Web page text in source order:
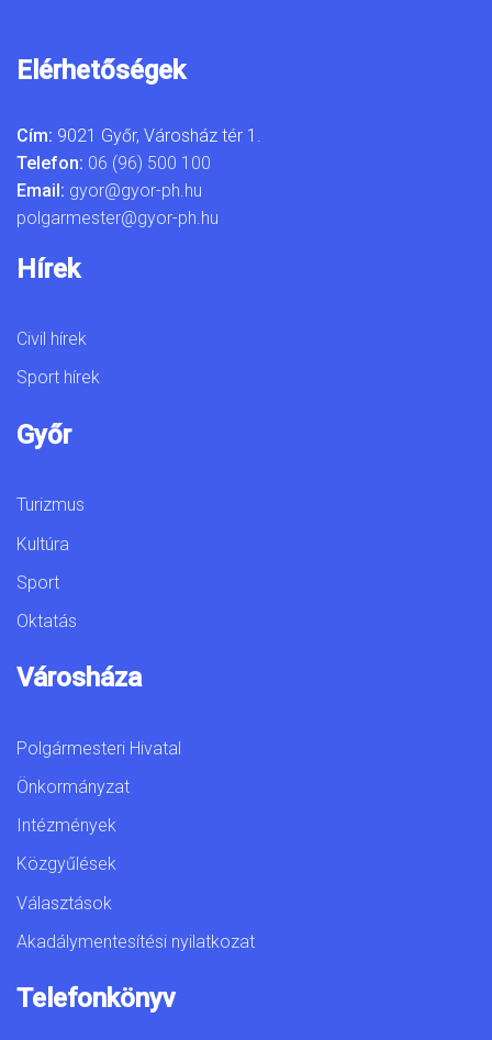
Elérhetőségek
Cím: 9021 Győr, Városház tér 1.
Telefon: 06 (96) 500 100
Email: gyor@gyor-ph.hu
polgarmester@gyor-ph.hu
Hírek
Civil hírek
Sport hírek
Győr
Turizmus
Kultúra
Sport
Oktatás
Városháza
Polgármesteri Hivatal
Önkormányzat
Intézmények
Közgyűlések
Választások
Akadálymentesítési nyilatkozat
Telefonkönyv